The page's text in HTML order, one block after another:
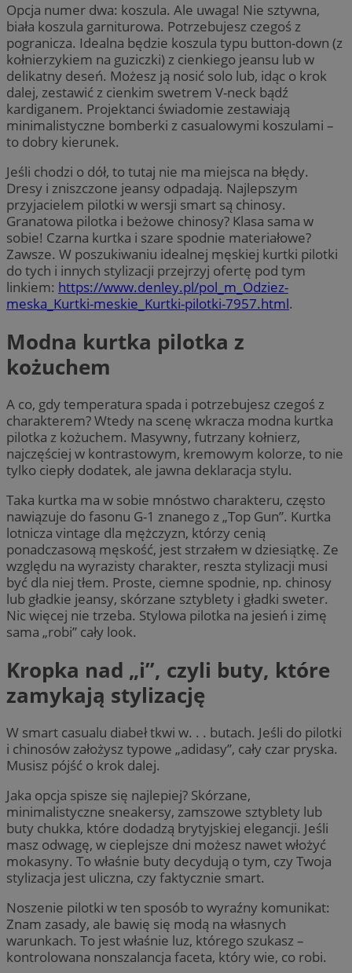
Opcja numer dwa: koszula. Ale uwaga! Nie sztywna,
biała koszula garniturowa. Potrzebujesz czegoś z
pogranicza. Idealna będzie koszula typu button-down (z
kołnierzykiem na guziczki) z cienkiego jeansu lub w
delikatny deseń. Możesz ją nosić solo lub, idąc o krok
dalej, zestawić z cienkim swetrem V-neck bądź
kardiganem. Projektanci świadomie zestawiają
minimalistyczne bomberki z casualowymi koszulami –
to dobry kierunek.
Jeśli chodzi o dół, to tutaj nie ma miejsca na błędy.
Dresy i zniszczone jeansy odpadają. Najlepszym
przyjacielem pilotki w wersji smart są chinosy.
Granatowa pilotka i beżowe chinosy? Klasa sama w
sobie! Czarna kurtka i szare spodnie materiałowe?
Zawsze. W poszukiwaniu idealnej męskiej kurtki pilotki
do tych i innych stylizacji przejrzyj ofertę pod tym
linkiem: https://www.denley.pl/pol_m_Odziez-
meska_Kurtki-meskie_Kurtki-pilotki-7957.html.
Modna kurtka pilotka z
kożuchem
A co, gdy temperatura spada i potrzebujesz czegoś z
charakterem? Wtedy na scenę wkracza modna kurtka
pilotka z kożuchem. Masywny, futrzany kołnierz,
najczęściej w kontrastowym, kremowym kolorze, to nie
tylko ciepły dodatek, ale jawna deklaracja stylu.
Taka kurtka ma w sobie mnóstwo charakteru, często
nawiązuje do fasonu G-1 znanego z „Top Gun”. Kurtka
lotnicza vintage dla mężczyzn, którzy cenią
ponadczasową męskość, jest strzałem w dziesiątkę. Ze
względu na wyrazisty charakter, reszta stylizacji musi
być dla niej tłem. Proste, ciemne spodnie, np. chinosy
lub gładkie jeansy, skórzane sztyblety i gładki sweter.
Nic więcej nie trzeba. Stylowa pilotka na jesień i zimę
sama „robi” cały look.
Kropka nad „i”, czyli buty, które
zamykają stylizację
W smart casualu diabeł tkwi w. . . butach. Jeśli do pilotki
i chinosów założysz typowe „adidasy”, cały czar pryska.
Musisz pójść o krok dalej.
Jaka opcja spisze się najlepiej? Skórzane,
minimalistyczne sneakersy, zamszowe sztyblety lub
buty chukka, które dodadzą brytyjskiej elegancji. Jeśli
masz odwagę, w cieplejsze dni możesz nawet włożyć
mokasyny. To właśnie buty decydują o tym, czy Twoja
stylizacja jest uliczna, czy faktycznie smart.
Noszenie pilotki w ten sposób to wyraźny komunikat:
Znam zasady, ale bawię się modą na własnych
warunkach. To jest właśnie luz, którego szukasz –
kontrolowana nonszalancja faceta, który wie, co robi.